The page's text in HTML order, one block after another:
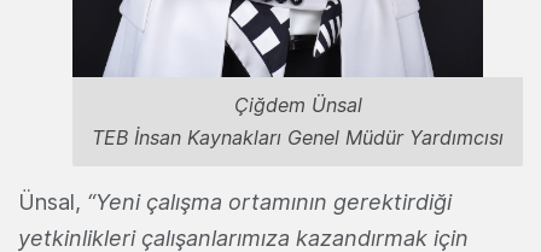
Çiğdem Ünsal
TEB İnsan Kaynakları Genel Müdür Yardımcısı
Ünsal, “Yeni çalışma ortamının gerektirdiği
yetkinlikleri çalışanlarımıza kazandırmak için